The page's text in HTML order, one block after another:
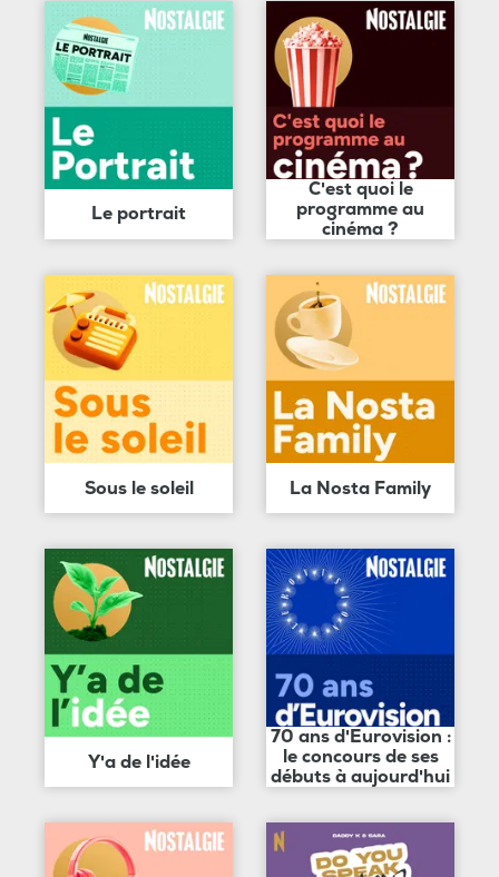
Le portrait
C'est quoi le
programme au
cinéma ?
Sous le soleil La Nosta Family
Y'a de l'idée
70 ans d'Eurovision :
le concours de ses
débuts à aujourd'hui